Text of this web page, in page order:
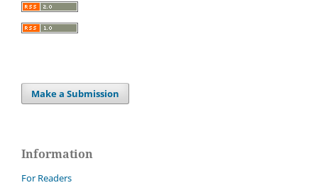
Make a Submission
Information
For Readers